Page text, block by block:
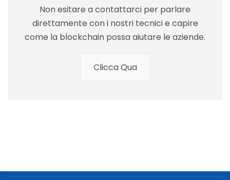
Non esitare a contattarci per parlare
direttamente con i nostri tecnici e capire
come la blockchain possa aiutare le aziende.
Clicca Qua